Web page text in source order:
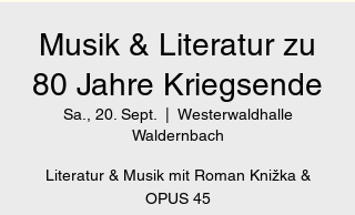
Musik & Literatur zu
80 Jahre Kriegsende
Sa., 20. Sept.
Westerwaldhalle
Waldernbach
Literatur & Musik mit Roman Knižka &
OPUS 45